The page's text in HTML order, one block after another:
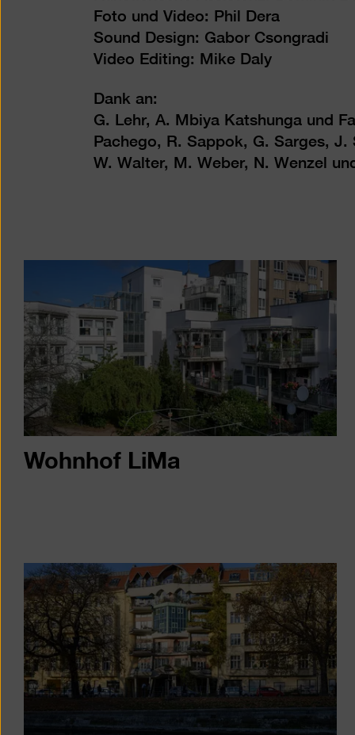
Foto und Video: Phil Dera
Sound Design: Gabor Csongradi
Video Editing: Mike Daly
Dank an:
G. Lehr, A. Mbiya Katshunga und
Pachego, R. Sappok, G. Sarges, J.
W. Walter, M. Weber, N. Wenzel
Wohnhof LiMa